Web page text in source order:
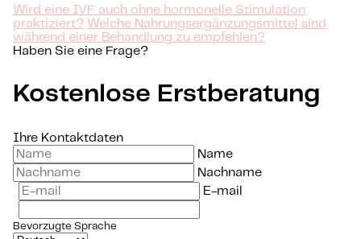
Wird eine IVF auch ohne hormonelle Stimulation
praktiziert? Welche Nahrungsergänzungsmittel sind
während einer Behandlung zu empfehlen?
Haben Sie eine Frage?
Kostenlose Erstberatung
Ihre Kontaktdaten
Name
Nachname
E-mail
Bevorzugte Sprache